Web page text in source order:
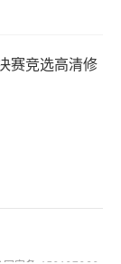
赛竞选高清修